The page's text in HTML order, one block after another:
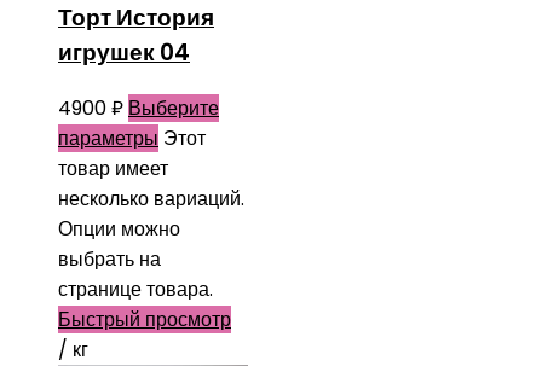
Торт История
игрушек 04
4900₽ Выберите
параметры Этот
товар имеет
несколько вариаций.
Опции можно
выбрать на
странице товара.
Быстрый просмотр
/ кг